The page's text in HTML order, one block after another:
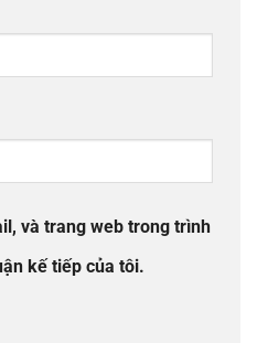
và trang web trong trình
kế tiếp của tôi.